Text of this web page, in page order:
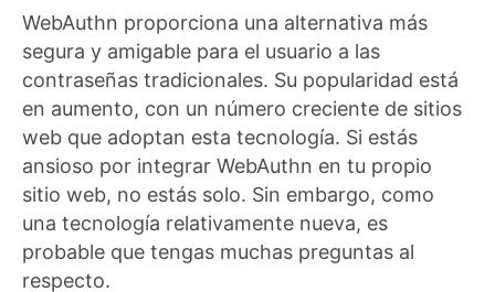
WebAuthn proporciona una alternativa más
segura y amigable para el usuario a las
contraseñas tradicionales. Su popularidad está
en aumento, con un número creciente de sitios
web que adoptan esta tecnología. Si estás
ansioso por integrar WebAuthn en tu propio
sitio web, no estás solo. Sin embargo, como
una tecnología relativamente nueva, es
probable que tengas muchas preguntas al
respecto.